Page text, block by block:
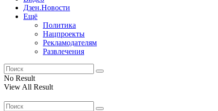
Дзен.Новости
Ещё
Политика
Нацпроекты
Рекламодателям
Развлечения
No Result
View All Result